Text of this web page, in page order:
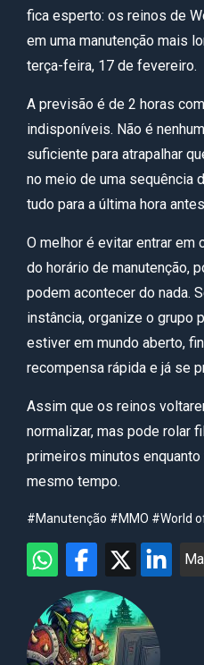
fica esperto: os reinos de
em uma manutenção mais
terça-feira, 17 de fevereiro.
A previsão é de 2 horas
indisponíveis. Não é
suficiente para atrapalhar
no meio de uma sequência
tudo para a última hora
O melhor é evitar entrar em
do horário de manutenção,
podem acontecer do nada.
instância, organize o grupo
estiver em mundo aberto,
recompensa rápida e já se
Assim que os reinos
normalizar, mas pode rolar
primeiros minutos
mesmo tempo.
#Manutenção #MMO #World